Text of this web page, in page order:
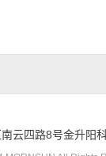
云四路8号金升阳